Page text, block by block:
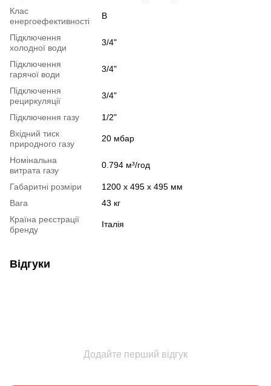
Клас
енергоефективності
B
Підключення
холодної води
3/4"
Підключення
гарячої води
3/4"
Підключення
рециркуляції
3/4"
Підключення газу
1/2"
Вхідний тиск
природного газу
20 мбар
Номінальна
витрата газу
0.794 м³/год
Габаритні розміри
1200 x 495 х 495 мм
Вага
43 кг
Країна реєстрації
бренду
Італія
Відгуки
Додайте перший відгук